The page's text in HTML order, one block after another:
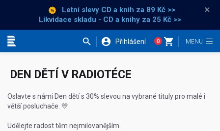
Letní slevy CD a knih za 89 Kč >>
Likvidace skladu - CD a knihy za 25 Kč >>
×
Přihlášení 0
DEN DĚTÍ V RADIOTÉCE
Oslavte s námi Den dětí s 30% slevou na vybrané tituly pro malé i
větší posluchače. 💛
Udělejte radost těm nejmilovanějším.